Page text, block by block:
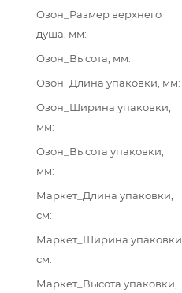
Озон_Размер верхнего
душа, мм
Озон_Высота, мм
Озон_Длина упаковки, мм
Озон_Ширина упаковки,
мм
Озон_Высота упаковки,
мм
Маркет_Длина упаковки,
см
Маркет_Ширина упаковки,
см
Маркет_Высота упаковки,